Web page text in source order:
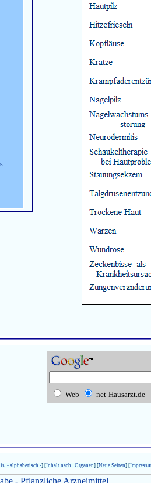
Web net-Hausarzt.de
- alphabetisch -] [Inhalt nach Organen] [Neue Seiten] [